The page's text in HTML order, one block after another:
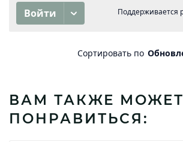
ВАМ ТАКЖЕ МОЖЕТ
ПОНРАВИТЬСЯ: